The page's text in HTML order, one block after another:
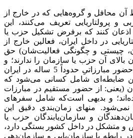
محافل و گروه‌هایی که در خارج از
و پرولتاریایی تعریف می‌کنند، این
کنند که برفرض تشکیل حزب یا
در داخل ایران، فعالین خارج از
چیستی و چگونگی فعالیت‌شان) حق
بالای آن حزب یا سازمان را ندارند؛ و
کسب این حقْ مشروط به‌حضور مبارزاتیِ حدوداً 5 ساله در ایران
ضابطه‌ای شامل کسانی می‌شود که
از ایران (یعنی: از حضور مستقیم در مبارزات
و بدیهی است‌که شامل سفرهای
نمی‌شود. منهای زمان‌بندی دقیق این
و سازمان‌یابندگان حزب یا
و متشکل در داخل کشور بستگی دارد،
رابطه با سازمان‌یابی و سازمان‌دهی